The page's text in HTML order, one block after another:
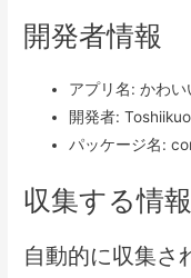
開発者情報
アプリ名: かわい
開発者: Toshiikuo
パッケージ名:
収集する情報
自動的に収集さ